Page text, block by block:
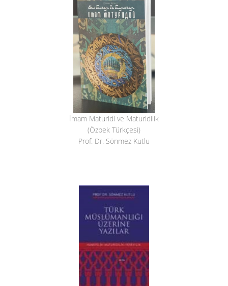
İmam Maturidi ve Maturidilik
(Özbek Türkçesi)
Prof. Dr. Sönmez Kutlu